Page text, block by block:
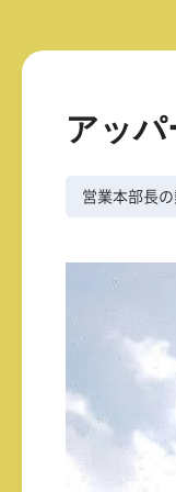
アッ
営業本部長